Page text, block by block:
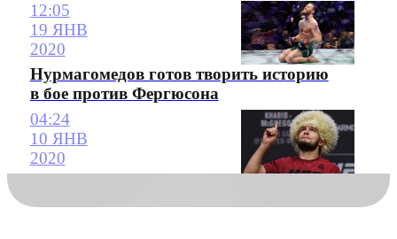
12:05
19 ЯНВ
2020
Нурмагомедов готов творить историю
в бое против Фергюсона
04:24
10 ЯНВ
2020